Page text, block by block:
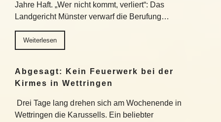
Jahre Haft. „Wer nicht kommt, verliert“: Das
Landgericht Münster verwarf die Berufung…
Weiterlesen
Abgesagt: Kein Feuerwerk bei der
Kirmes in Wettringen
Drei Tage lang drehen sich am Wochenende in
Wettringen die Karussells. Ein beliebter